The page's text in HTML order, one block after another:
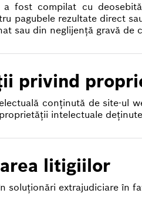
fost compilat cu
pagubele rezultate direct
sau din neglijenţă gravă de
privind
conţinută de site-ul
intelectuale
litigiilor
soluţionări extrajudiciare în